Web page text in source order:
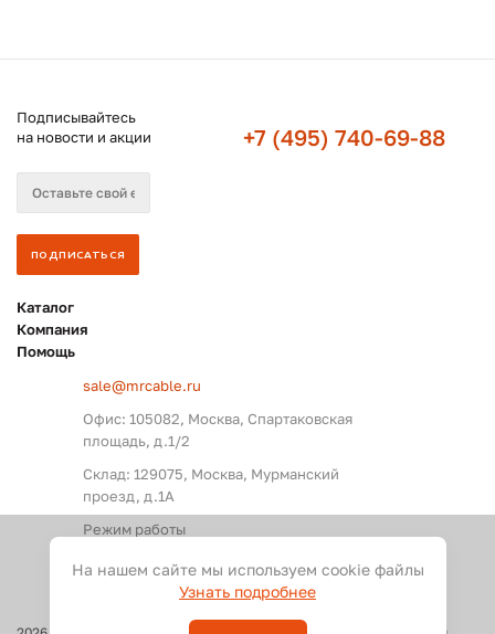
Подписывайтесь
на новости и акции
+7 (495) 740-69-88
Каталог
Компания
Помощь
sale@mrcable.ru
Офис: 105082, Москва, Спартаковская
площадь, д.1/2
Склад: 129075, Москва, Мурманский
проезд, д.1А
Режим работы
На нашем сайте мы используем cookie файлы
Узнать подробнее